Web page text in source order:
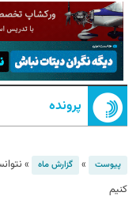
پرونده
پیوست » گزارش ماه »
کنیم